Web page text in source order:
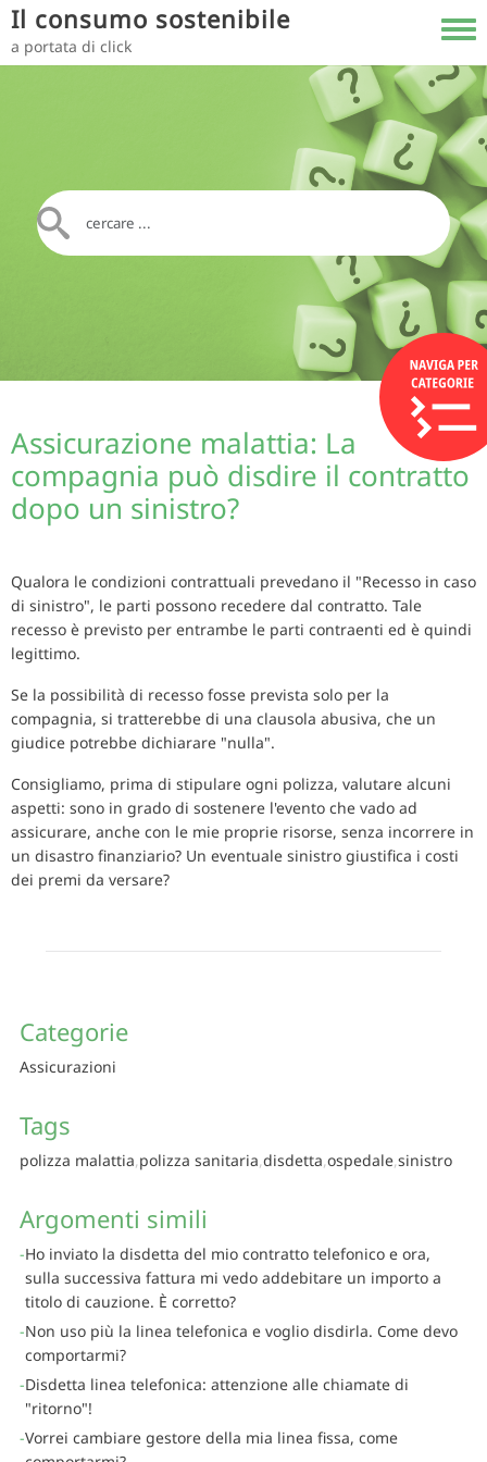
Salta al contenuto principale
Il consumo sostenibile
a portata di click
Assicurazione malattia: La
compagnia può disdire il contratto
dopo un sinistro?
Qualora le condizioni contrattuali prevedano il "Recesso in caso
di sinistro", le parti possono recedere dal contratto. Tale
recesso è previsto per entrambe le parti contraenti ed è quindi
legittimo.
Se la possibilità di recesso fosse prevista solo per la
compagnia, si tratterebbe di una clausola abusiva, che un
giudice potrebbe dichiarare "nulla".
Consigliamo, prima di stipulare ogni polizza, valutare alcuni
aspetti: sono in grado di sostenere l'evento che vado ad
assicurare, anche con le mie proprie risorse, senza incorrere in
un disastro finanziario? Un eventuale sinistro giustifica i costi
dei premi da versare?
Categorie
Assicurazioni
Tags
polizza malattia polizza sanitaria disdetta ospedale sinistro
Argomenti simili
Ho inviato la disdetta del mio contratto telefonico e ora,
sulla successiva fattura mi vedo addebitare un importo a
titolo di cauzione. È corretto?
Non uso più la linea telefonica e voglio disdirla. Come devo
comportarmi?
Disdetta linea telefonica: attenzione alle chiamate di
"ritorno"!
Vorrei cambiare gestore della mia linea fissa, come